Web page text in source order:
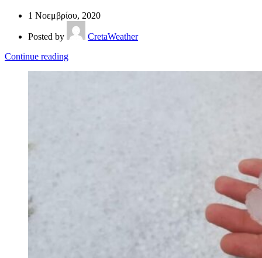
1 Νοεμβρίου, 2020
Posted by
CretaWeather
Continue reading